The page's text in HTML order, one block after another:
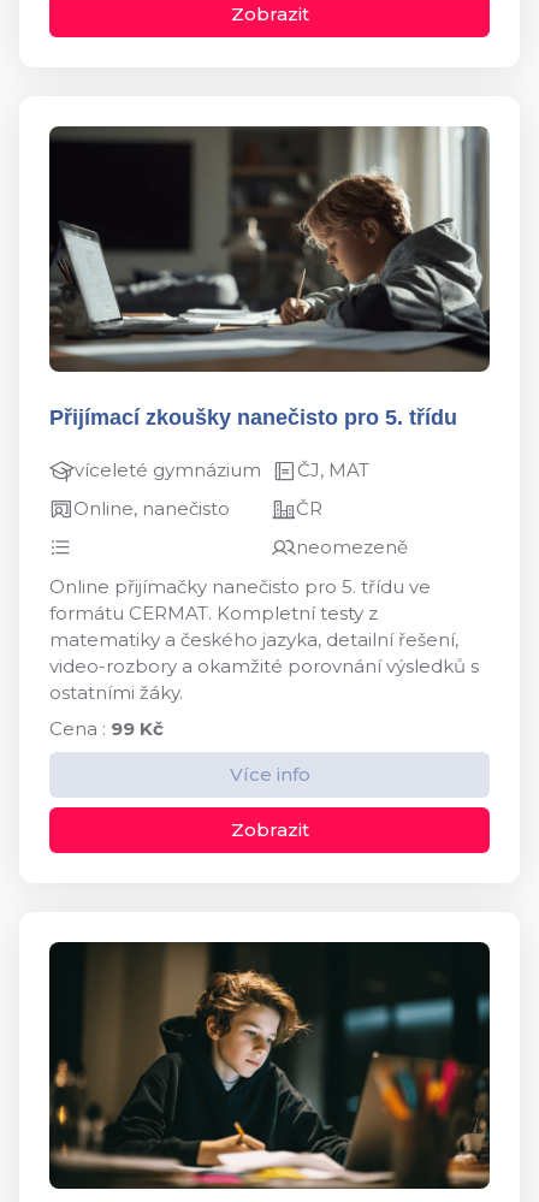
Zobrazit
Přijímací zkoušky nanečisto pro 5. třídu
víceleté gymnázium
ČJ, MAT
Online, nanečisto
ČR
neomezeně
Online přijímačky nanečisto pro 5. třídu ve
formátu CERMAT. Kompletní testy z
matematiky a českého jazyka, detailní řešení,
video-rozbory a okamžité porovnání výsledků s
ostatními žáky.
Cena : 99 Kč
Více info
Zobrazit